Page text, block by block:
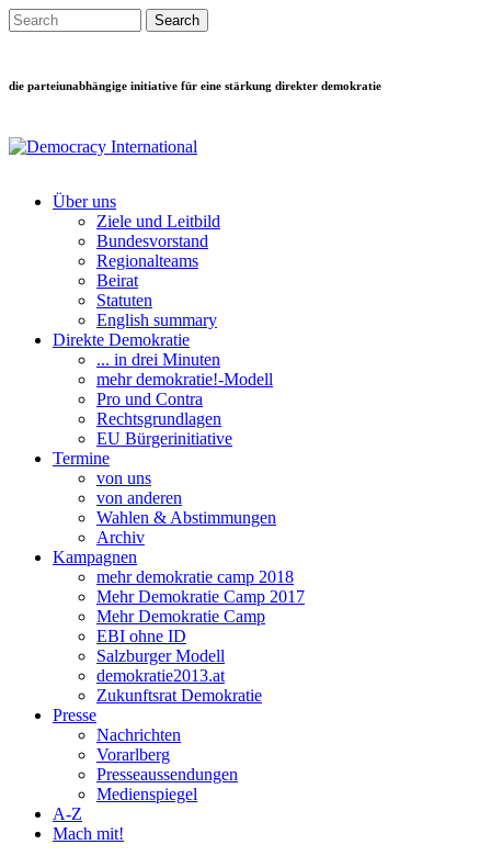
Direkt zum Inhalt
Search this site
die parteiunabhängige initiative für eine stärkung direkter demokratie
Main menu
Über uns
Ziele und Leitbild
Bundesvorstand
Regionalteams
Beirat
Statuten
English summary
Direkte Demokratie
... in drei Minuten
mehr demokratie!-Modell
Pro und Contra
Rechtsgrundlagen
EU Bürgerinitiative
Termine
von uns
von anderen
Wahlen & Abstimmungen
Archiv
Kampagnen
mehr demokratie camp 2018
Mehr Demokratie Camp 2017
Mehr Demokratie Camp
EBI ohne ID
Salzburger Modell
demokratie2013.at
Zukunftsrat Demokratie
Presse
Nachrichten
Vorarlberg
Presseaussendungen
Medienspiegel
A-Z
Mach mit!